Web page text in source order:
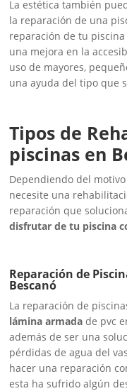
La estética también
la reparación de una
reparación de tu
una mejora en la
uso de mayores,
una ayuda del tipo que
Tipos de
piscinas en
Dependiendo del
necesite una
reparación que
disfrutar de tu piscina
Reparación de
Bescanó
La reparación de
lámina armada de pvc
además de ser una
pérdidas de agua del
hacer una reparación
esta ha sufrido algún